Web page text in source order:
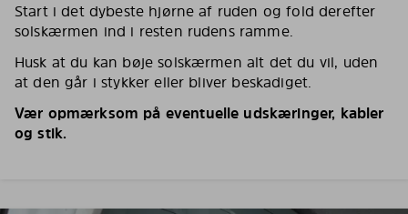
Start i det dybeste hjørne af ruden og fold derefter
solskærmen ind i resten rudens ramme.
Husk at du kan bøje solskærmen alt det du vil, uden
at den går i stykker eller bliver beskadiget.
Vær opmærksom på eventuelle udskæringer, kabler
og stik.